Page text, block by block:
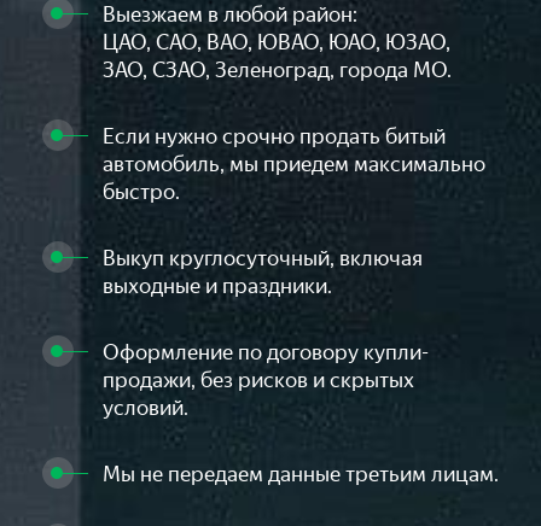
Выезжаем в любой район:
ЦАО, САО, ВАО, ЮВАО, ЮАО, ЮЗАО,
ЗАО, СЗАО, Зеленоград, города МО.
Если нужно срочно продать битый
автомобиль, мы приедем максимально
быстро.
Выкуп круглосуточный, включая
выходные и праздники.
Оформление по договору купли-
продажи, без рисков и скрытых
условий.
Мы не передаем данные третьим лицам.